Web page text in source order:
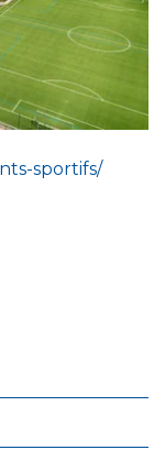
sportifs/